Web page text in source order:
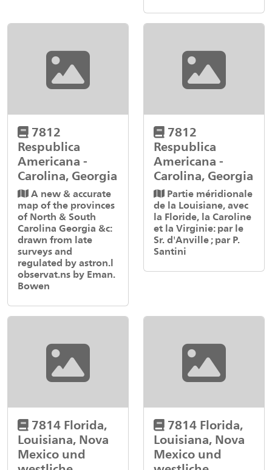
7812
Respublica
Americana -
Carolina, Georgia
A new & accurate
map of the provinces
of North & South
Carolina Georgia &c:
drawn from late
surveys and
regulated by astron.l
observat.ns by Eman.
Bowen
7812
Respublica
Americana -
Carolina, Georgia
Partie méridionale
de la Louisiane, avec
la Floride, la Caroline
et la Virginie: par le
Sr. d'Anville ; par P.
Santini
7814 Florida,
Louisiana, Nova
Mexico und
7814 Florida,
Louisiana, Nova
Mexico und